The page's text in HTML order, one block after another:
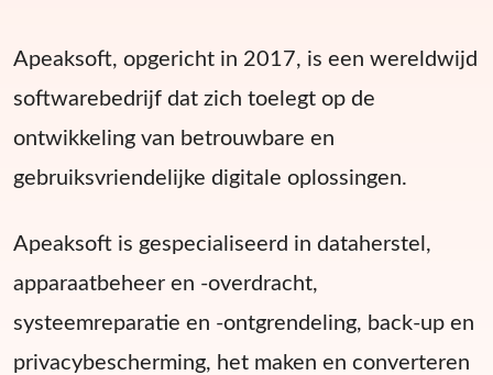
Apeaksoft, opgericht in 2017, is een wereldwijd
softwarebedrijf dat zich toelegt op de
ontwikkeling van betrouwbare en
gebruiksvriendelijke digitale oplossingen.
Apeaksoft is gespecialiseerd in dataherstel,
apparaatbeheer en -overdracht,
systeemreparatie en -ontgrendeling, back-up en
privacybescherming, het maken en converteren